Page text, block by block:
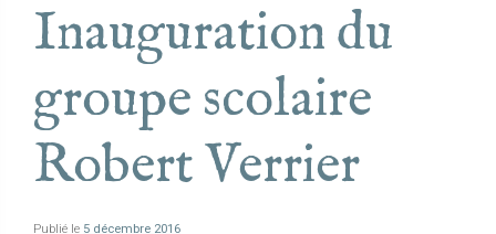
Inauguration du
groupe scolaire
Robert Verrier
Publié le 5 décembre 2016